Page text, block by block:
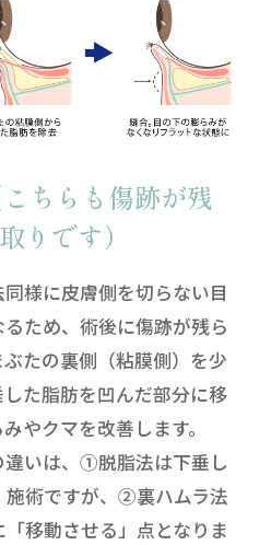
ちらも傷跡が残
りです）
様に皮膚側を切らない目
ため、術後に傷跡が残ら
たの裏側（粘膜側）を少
た脂肪を凹んだ部分に移
やクマを改善します。
違いは、①脱脂法は下垂し
施術ですが、②裏ハムラ法
移動させる」点となりま